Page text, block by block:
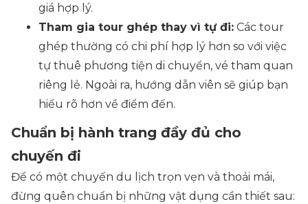
giá hợp lý.
Tham gia tour ghép thay vì tự đi: Các tour
ghép thường có chi phí hợp lý hơn so với việc
tự thuê phương tiện di chuyển, vé tham quan
riêng lẻ. Ngoài ra, hướng dẫn viên sẽ giúp bạn
hiểu rõ hơn về điểm đến.
Chuẩn bị hành trang đầy đủ cho
chuyến đi
Để có một chuyến du lịch trọn vẹn và thoải mái,
đừng quên chuẩn bị những vật dụng cần thiết sau: